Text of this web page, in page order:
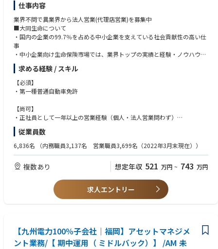
【当部で働く魅力】
・住宅ローン残高No.1の当社にて、お客さまの一生に一度のライフイベン
トである住宅購入へ金融面でサポートできるやりがいのある業務です。
・当社は従来から不動産事業者への住宅ローン営業に力を入れており、過
去から積み上げた不動産事業者との信頼関係の歴史がございます。現在も
住宅ローン残高No.1であり、長期にわたりお客さまからのご支持をいただ
いております。
【将来的なキャリアプラン】
・ローンプラザ営業担当としてステップアップや、管理職や拠点長へのス
【働き方】
・残業：月30時間程度(19時までに退社している社員が多いです）
・平日のほか、第2土曜日・第3土曜日に営業しているため、月に1回程度
シフトで土曜出勤を組んでおり、平日にお休みを取得いただく運用をして
います。
・出張時には直行直帰とする等、営業活動に合わせて調整いただくことを
想定しております。出張時は当社の熊本支店・久留米支店・北九州支店と
仕事内容
業界不問で異業界から法人営業(代理店営業)を募集中
■大同生命について
・国内の企業の99.7％を占める中小企業を支えている社会貢献性の高い仕
事
・中小企業向け生命保険市場では、業界トップの実績と経験・ノウハウ
・中小企業と密接に関わる各種団体と提携。他社にはない強固な営業基盤
・企業経営のリスクや借入の観点からのコンサルティング提案
※飛び込みの営業はなし
※親戚や友人への勧誘は一切なし
※給与は固定給（歩合制ではありません）
・当社代理店※の経営・販売支援・育成・教育業務(顧客マーケットの分
析/販促方法の提案/商品知識の提供等)を担当。※当社代理店：税理士代理
店、損保代理店、金融機関等
・チームでの協働（個人での目標設定はなし）
・営業職員の育成・支援・管理・採用等、マネジメント業務全般を担当。
※営業職員としての採用ではありません。
しかし、ご自身のキャリアで東京への就業でキャリアチェンジすることも
可能です。
詳しくは下記キャリアパスの例をご参照ください。
求める経験 / スキル
【必須】
・第一種普通自動車免許
【尚可】
・正社員として一年以上の営業経験（個人・法人営業問わず）
・金融機関での営業経験
従業員数
6,836名 （内務職員3,137名 営業職員3,699名（2022年3月末現在））
複数あり 想定年収 521 万円 ~ 743 万円
求人エントリー
【九州電力100％子会社｜福岡】アセットマネジメ
ント業務/【 期中運用（ ミドルバック）】 /AM 未